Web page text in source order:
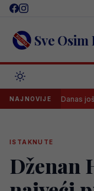
Skip
content Sve
NAJNOVIJE
Danas još dvije
ISTAKNUTE
Dženan